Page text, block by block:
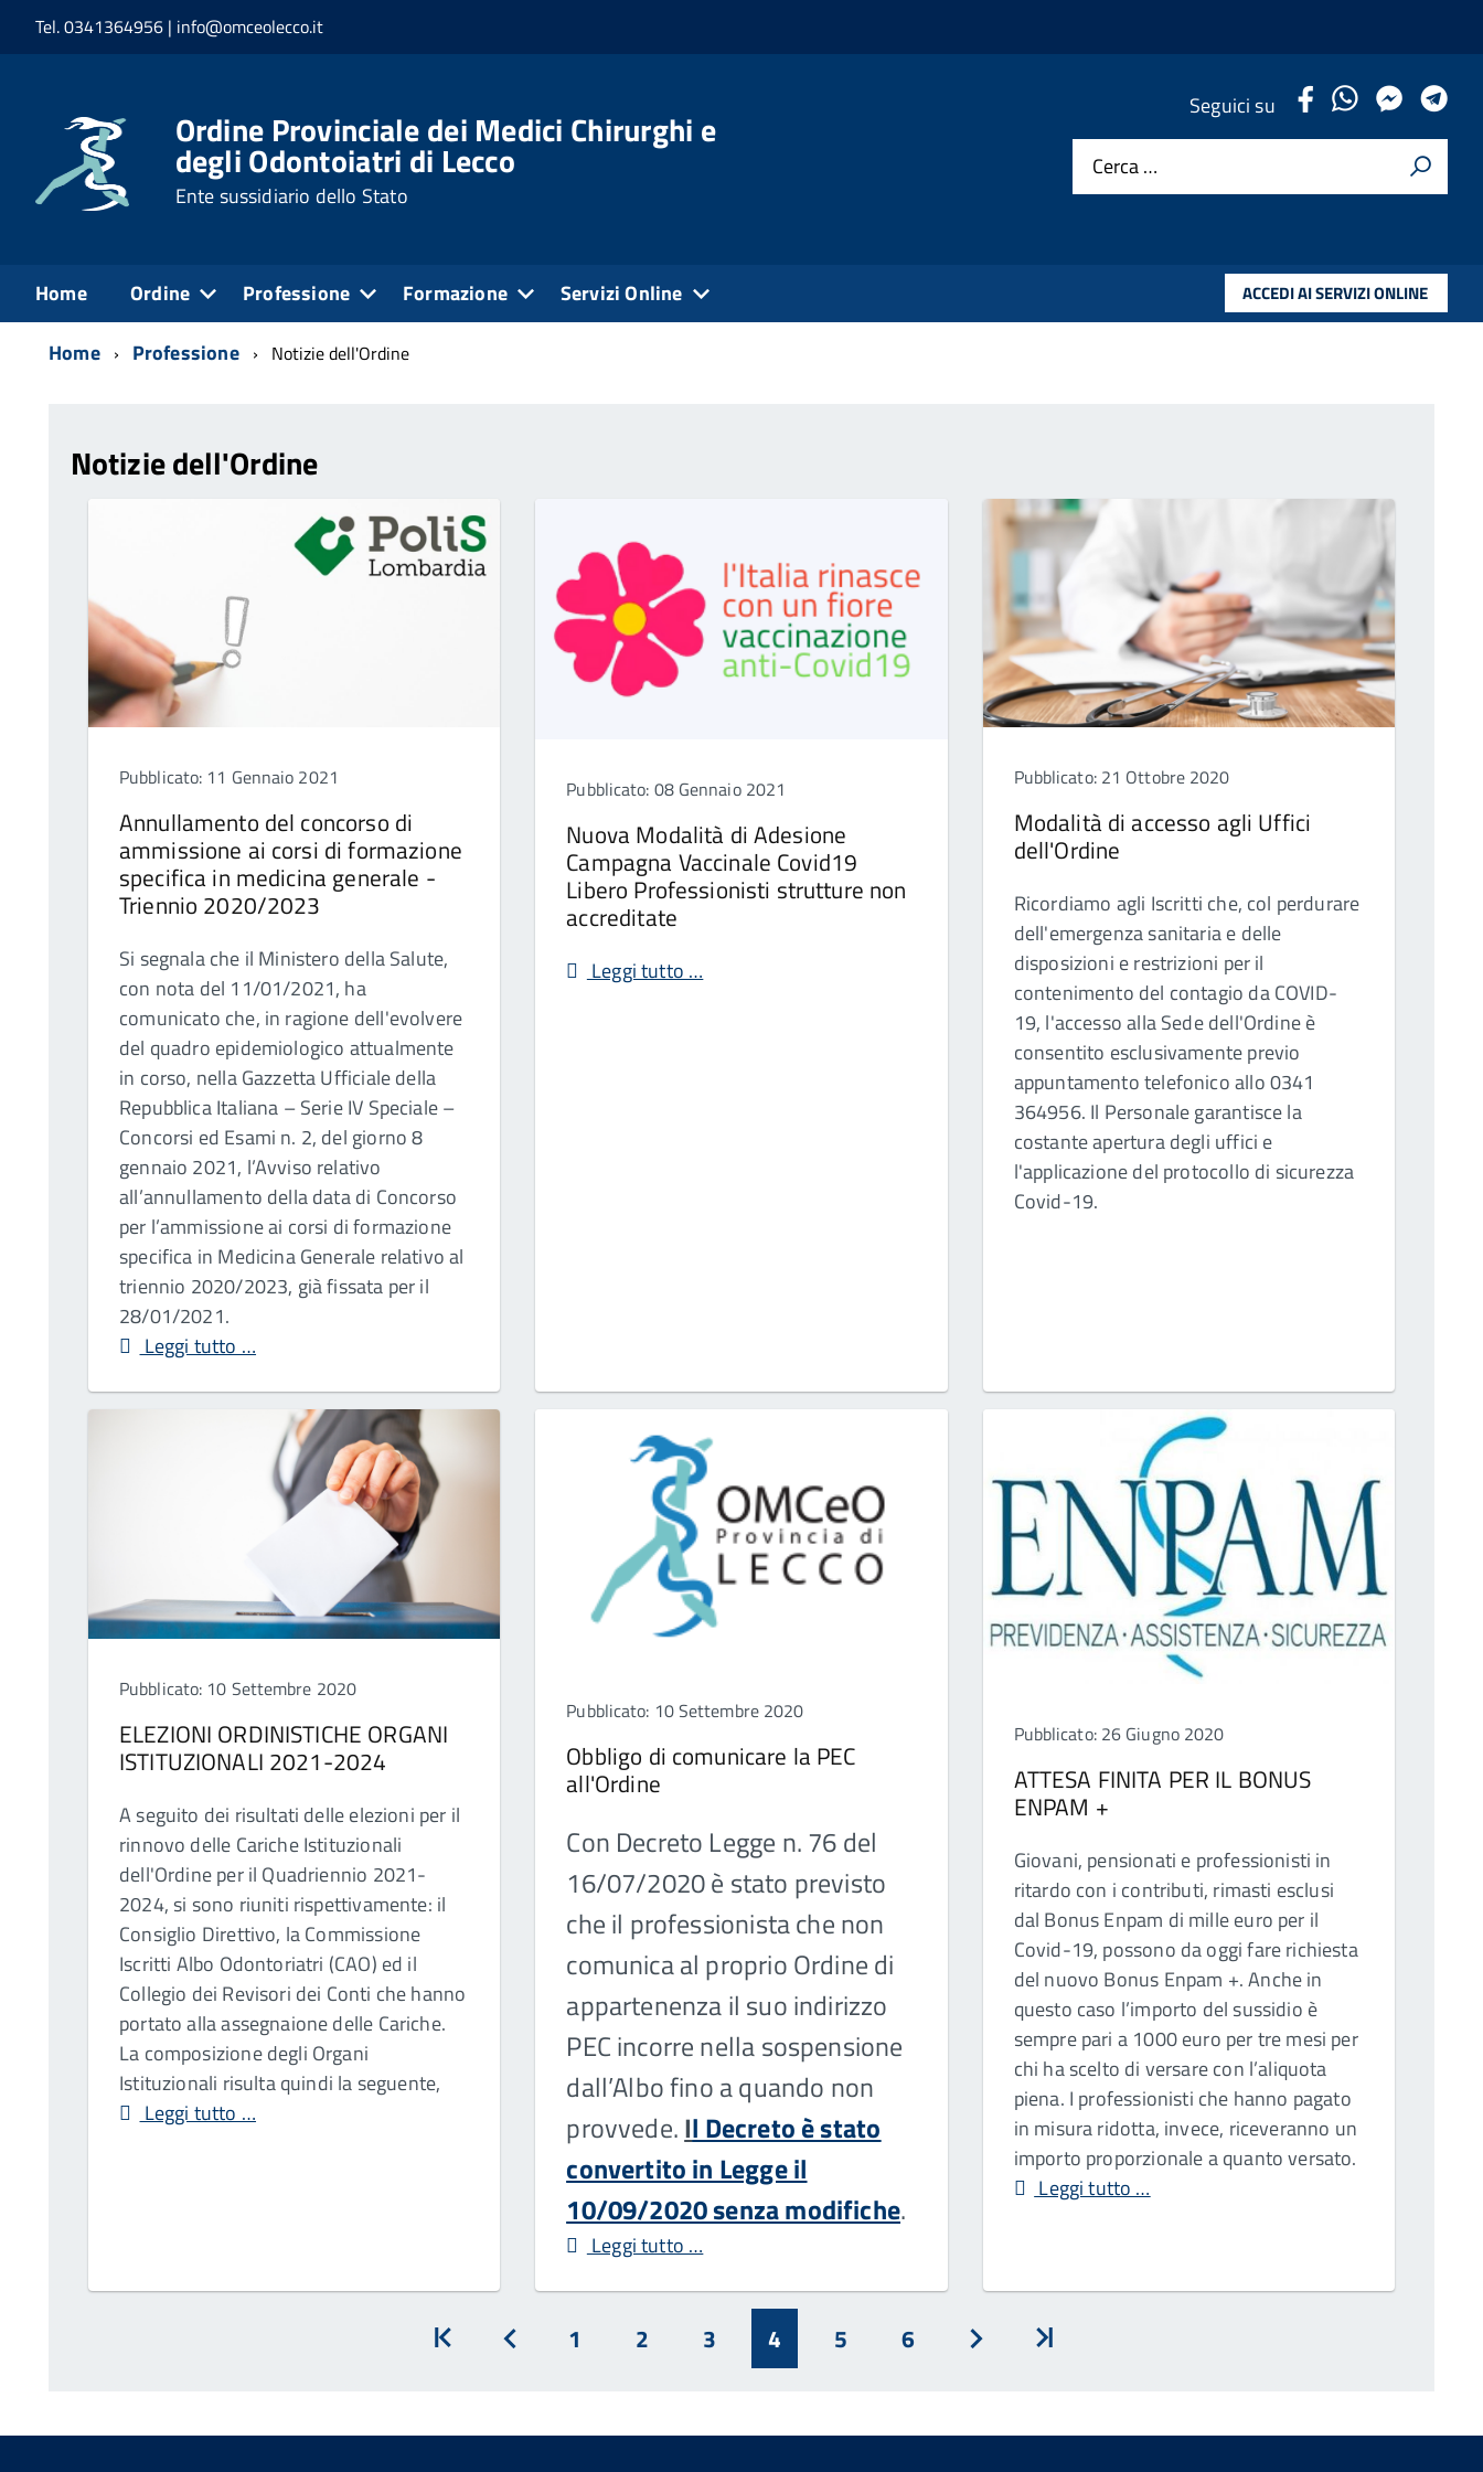
Tel. 0341364956 | info@omceolecco.it
Ordine Provinciale dei Medici Chirurghi e
degli Odontoiatri di Lecco
Ente sussidiario dello Stato
Seguici su . . . .
Cerca …
Home Ordine Professione Formazione Servizi Online ACCEDI AI SERVIZI ONLINE
Home Professione Notizie dell'Ordine
Notizie dell'Ordine
Pubblicato: 11 Gennaio 2021
Annullamento del concorso di
ammissione ai corsi di formazione
specifica in medicina generale -
Triennio 2020/2023
Si segnala che il Ministero della Salute,
con nota del 11/01/2021, ha
comunicato che, in ragione dell'evolvere
del quadro epidemiologico attualmente
in corso, nella Gazzetta Ufficiale della
Repubblica Italiana – Serie IV Speciale –
Concorsi ed Esami n. 2, del giorno 8
gennaio 2021, l’Avviso relativo
all’annullamento della data di Concorso
per l’ammissione ai corsi di formazione
specifica in Medicina Generale relativo al
triennio 2020/2023, già fissata per il
28/01/2021.
Leggi tutto …
Pubblicato: 08 Gennaio 2021
Nuova Modalità di Adesione
Campagna Vaccinale Covid19
Libero Professionisti strutture non
accreditate
Leggi tutto …
Pubblicato: 21 Ottobre 2020
Modalità di accesso agli Uffici
dell'Ordine
Ricordiamo agli Iscritti che, col perdurare
dell'emergenza sanitaria e delle
disposizioni e restrizioni per il
contenimento del contagio da COVID-
19, l'accesso alla Sede dell'Ordine è
consentito esclusivamente previo
appuntamento telefonico allo 0341
364956. Il Personale garantisce la
costante apertura degli uffici e
l'applicazione del protocollo di sicurezza
Covid-19.
Pubblicato: 10 Settembre 2020
ELEZIONI ORDINISTICHE ORGANI
ISTITUZIONALI 2021-2024
A seguito dei risultati delle elezioni per il
rinnovo delle Cariche Istituzionali
dell'Ordine per il Quadriennio 2021-
2024, si sono riuniti rispettivamente: il
Consiglio Direttivo, la Commissione
Iscritti Albo Odontoriatri (CAO) ed il
Collegio dei Revisori dei Conti che hanno
portato alla assegnaione delle Cariche.
La composizione degli Organi
Istituzionali risulta quindi la seguente,
Leggi tutto …
Pubblicato: 10 Settembre 2020
Obbligo di comunicare la PEC
all'Ordine
Con Decreto Legge n. 76 del
16/07/2020 è stato previsto
che il professionista che non
comunica al proprio Ordine di
appartenenza il suo indirizzo
PEC incorre nella sospensione
dall’Albo fino a quando non
provvede.Il Decreto è stato
convertito in Legge il
10/09/2020 senza modifiche.
Leggi tutto …
Pubblicato: 26 Giugno 2020
ATTESA FINITA PER IL BONUS
ENPAM +
Giovani, pensionati e professionisti in
ritardo con i contributi, rimasti esclusi
dal Bonus Enpam di mille euro per il
Covid-19, possono da oggi fare richiesta
del nuovo Bonus Enpam +. Anche in
questo caso l’importo del sussidio è
sempre pari a 1000 euro per tre mesi per
chi ha scelto di versare con l’aliquota
piena. I professionisti che hanno pagato
in misura ridotta, invece, riceveranno un
importo proporzionale a quanto versato.
Leggi tutto …
1 2 3 4 5 6